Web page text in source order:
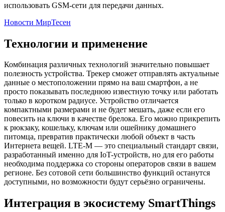
использовать GSM-сети для передачи данных.
Новости МирТесен
Технологии и применение
Комбинация различных технологий значительно повышает
полезность устройства. Трекер сможет отправлять актуальные
данные о местоположении прямо на ваш смартфон, а не
просто показывать последнюю известную точку или работать
только в коротком радиусе. Устройство отличается
компактными размерами и не будет мешать, даже если его
повесить на ключи в качестве брелока. Его можно прикрепить
к рюкзаку, кошельку, ключам или ошейнику домашнего
питомца, превратив практически любой объект в часть
Интернета вещей. LTE-M — это специальный стандарт связи,
разработанный именно для IoT-устройств, но для его работы
необходима поддержка со стороны операторов связи в вашем
регионе. Без сотовой сети большинство функций останутся
доступными, но возможности будут серьёзно ограничены.
Интеграция в экосистему SmartThings